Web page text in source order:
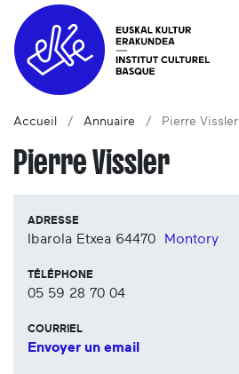
Accueil Annuaire Pierre Vissler
Pierre Vissler
ADRESSE
Ibarola Etxea 64470 Montory
TÉLÉPHONE
05 59 28 70 04
COURRIEL
Envoyer un email